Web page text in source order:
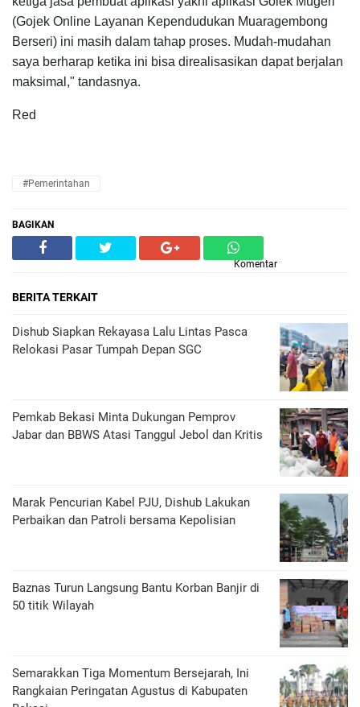
(Gojek Online Layanan Kependudukan Muaragembong
Berseri) ini masih dalam tahap proses. Mudah-mudahan
saya berharap ketika ini bisa direalisasikan dapat berjalan
maksimal," tandasnya.
Red
#Pemerintahan
BAGIKAN
Komentar
BERITA TERKAIT
Dishub Siapkan Rekayasa Lalu Lintas Pasca
Relokasi Pasar Tumpah Depan SGC
Pemkab Bekasi Minta Dukungan Pemprov
Jabar dan BBWS Atasi Tanggul Jebol dan Kritis
Marak Pencurian Kabel PJU, Dishub Lakukan
Perbaikan dan Patroli bersama Kepolisian
Baznas Turun Langsung Bantu Korban Banjir di
50 titik Wilayah
Semarakkan Tiga Momentum Bersejarah, Ini
Rangkaian Peringatan Agustus di Kabupaten